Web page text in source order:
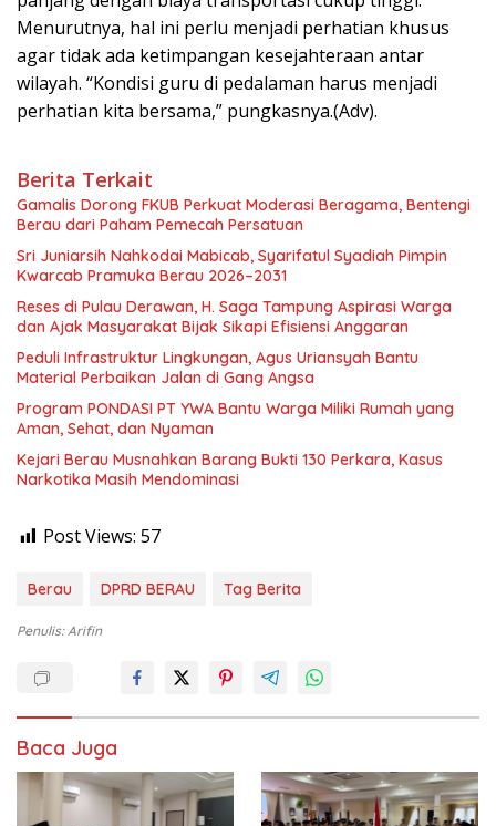
Menurutnya, hal ini perlu menjadi perhatian khusus
agar tidak ada ketimpangan kesejahteraan antar
wilayah. “Kondisi guru di pedalaman harus menjadi
perhatian kita bersama,” pungkasnya.(Adv).
Berita Terkait
Gamalis Dorong FKUB Perkuat Moderasi Beragama, Bentengi
Berau dari Paham Pemecah Persatuan
Sri Juniarsih Nahkodai Mabicab, Syarifatul Syadiah Pimpin
Kwarcab Pramuka Berau 2026–2031
Reses di Pulau Derawan, H. Saga Tampung Aspirasi Warga
dan Ajak Masyarakat Bijak Sikapi Efisiensi Anggaran
Peduli Infrastruktur Lingkungan, Agus Uriansyah Bantu
Material Perbaikan Jalan di Gang Angsa
Program PONDASI PT YWA Bantu Warga Miliki Rumah yang
Aman, Sehat, dan Nyaman
Kejari Berau Musnahkan Barang Bukti 130 Perkara, Kasus
Narkotika Masih Mendominasi
Post Views: 57
Berau DPRD BERAU Tag Berita
Penulis: Arifin
Baca Juga